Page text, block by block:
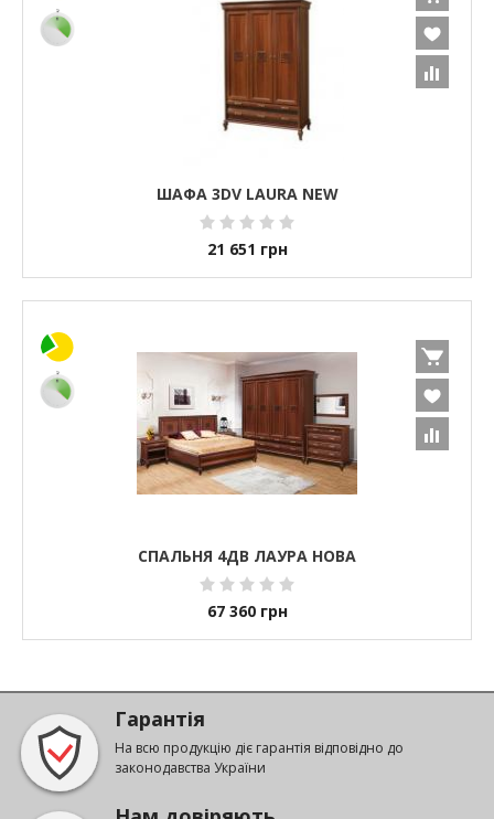
ШАФА 3DV LAURA NEW
21 651 грн
СПАЛЬНЯ 4ДВ ЛАУРА НОВА
67 360 грн
Гарантія
На всю продукцію діє гарантія відповідно до
законодавства України